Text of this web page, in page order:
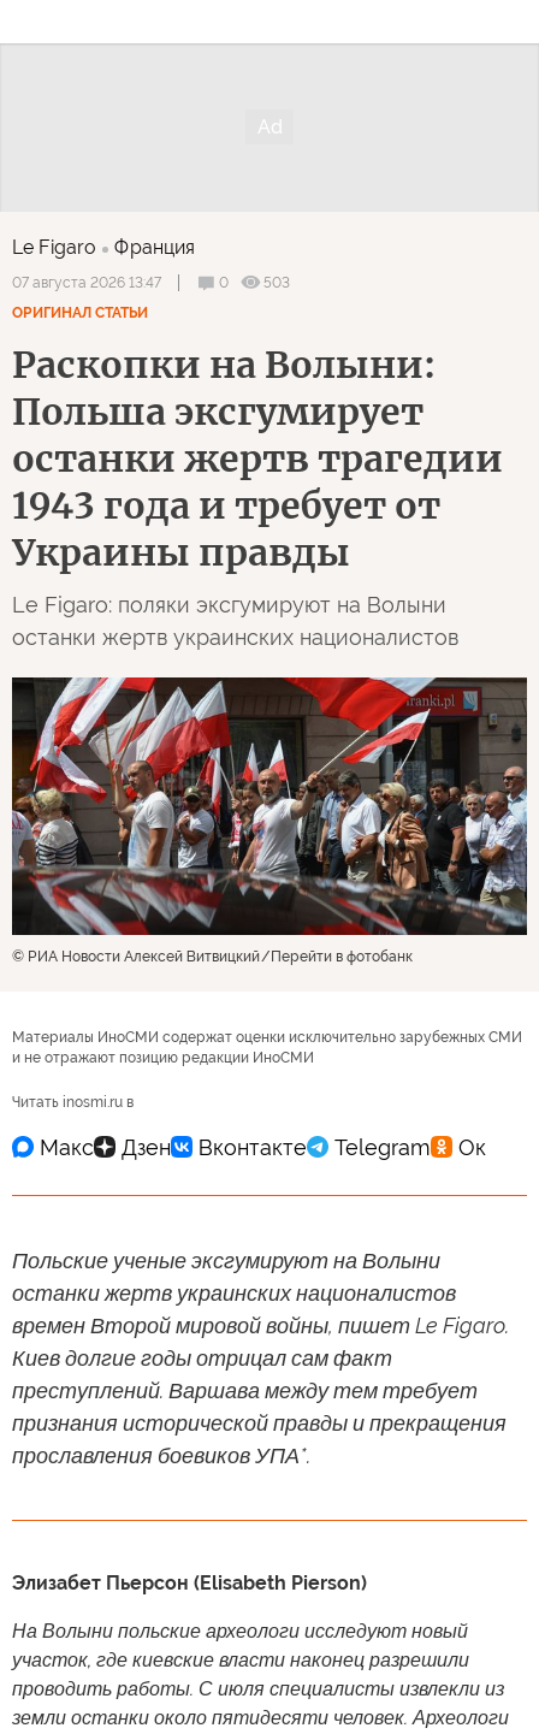
Le Figaro Франция
07 августа 2026 13:47 0
503
ОРИГИНАЛ СТАТЬИ
Раскопки на Волыни:
Польша эксгумирует
останки жертв трагедии
1943 года и требует от
Украины правды
Le Figaro: поляки эксгумируют на Волыни
останки жертв украинских националистов
© РИА Новости Алексей Витвицкий Перейти в фотобанк
Материалы ИноСМИ содержат оценки исключительно зарубежных СМИ
и не отражают позицию редакции ИноСМИ
Читать inosmi.ru в
Польские ученые эксгумируют на Волыни
останки жертв украинских националистов
времен Второй мировой войны, пишет Le Figaro.
Киев долгие годы отрицал сам факт
преступлений. Варшава между тем требует
признания исторической правды и прекращения
прославления боевиков УПА*.
Элизабет Пьерсон (Elisabeth Pierson)
На Волыни польские археологи исследуют новый
участок, где киевские власти наконец разрешили
проводить работы. С июля специалисты извлекли из
земли останки около пятидесяти человек. Археологи